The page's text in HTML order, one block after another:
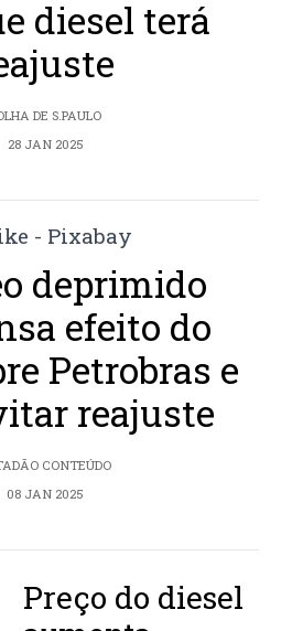
diesel terá
DE S.PAULO
28 JAN 2025
deprimido
efeito do
Petrobras e
reajuste
CONTEÚDO
08 JAN 2025
Preço do diesel